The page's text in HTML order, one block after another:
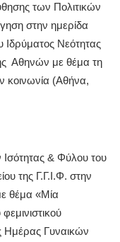
των Πολιτικών
στην ημερίδα
Ιδρύματος Νεότητας
Αθηνών με θέμα τη
κοινωνία (Αθήνα,
& Φύλου του
της Γ.Γ.Ι.Φ. στην
θέμα «Μία
Ημέρας Γυναικών